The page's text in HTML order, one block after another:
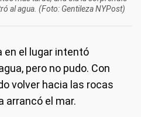
al agua. (Foto: Gentileza NYPost)
en el lugar intentó
pero no pudo. Con
volver hacia las rocas
arrancó el mar.